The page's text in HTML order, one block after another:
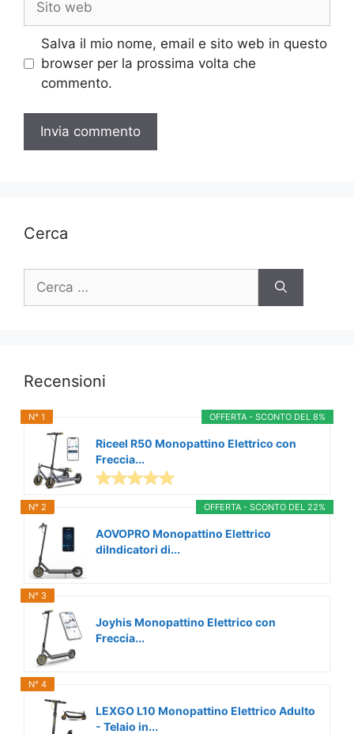
web
Salva il mio nome, email e sito web in questo
browser per la prossima volta che
commento.
Cerca
Ricerca
Recensioni
OFFERTA - SCONTO DEL 8%
N° 1
Riceel R50 Monopattino Elettrico con
Freccia...
OFFERTA - SCONTO DEL 22%
N° 2
AOVOPRO Monopattino Elettrico
diIndicatori di...
N° 3
Joyhis Monopattino Elettrico con
Freccia...
N° 4
LEXGO L10 Monopattino Elettrico Adulto
- Telaio in...